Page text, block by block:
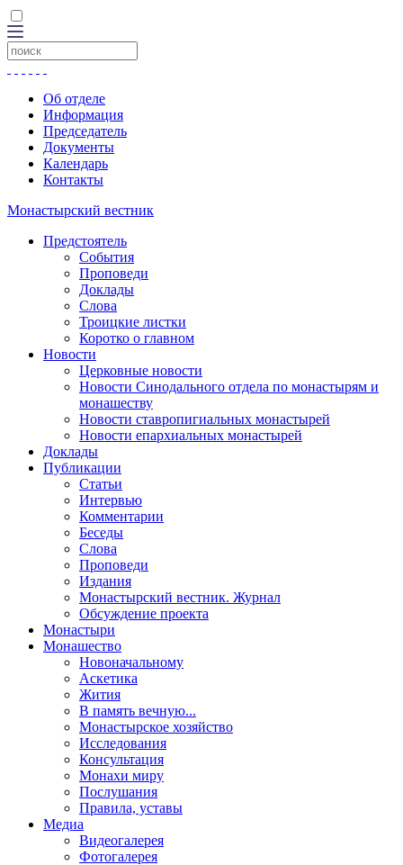
Об отделе
Информация
Председатель
Документы
Календарь
Контакты
Монастырский вестник
Предстоятель
События
Проповеди
Доклады
Слова
Троицкие листки
Коротко о главном
Новости
Церковные новости
Новости Синодального отдела по монастырям и
монашеству
Новости ставропигиальных монастырей
Новости епархиальных монастырей
Доклады
Публикации
Статьи
Интервью
Комментарии
Беседы
Слова
Проповеди
Издания
Монастырский вестник. Журнал
Обсуждение проекта
Монастыри
Монашество
Новоначальному
Аскетика
Жития
В память вечную...
Монастырское хозяйство
Исследования
Консультация
Монахи миру
Послушания
Правила, уставы
Медиа
Видеогалерея
Фотогалерея